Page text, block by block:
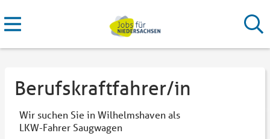
Berufskraftfahrer/in
Wir suchen Sie in Wilhelmshaven als
LKW-Fahrer Saugwagen